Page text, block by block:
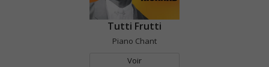
Tutti Frutti
Piano Chant
Voir